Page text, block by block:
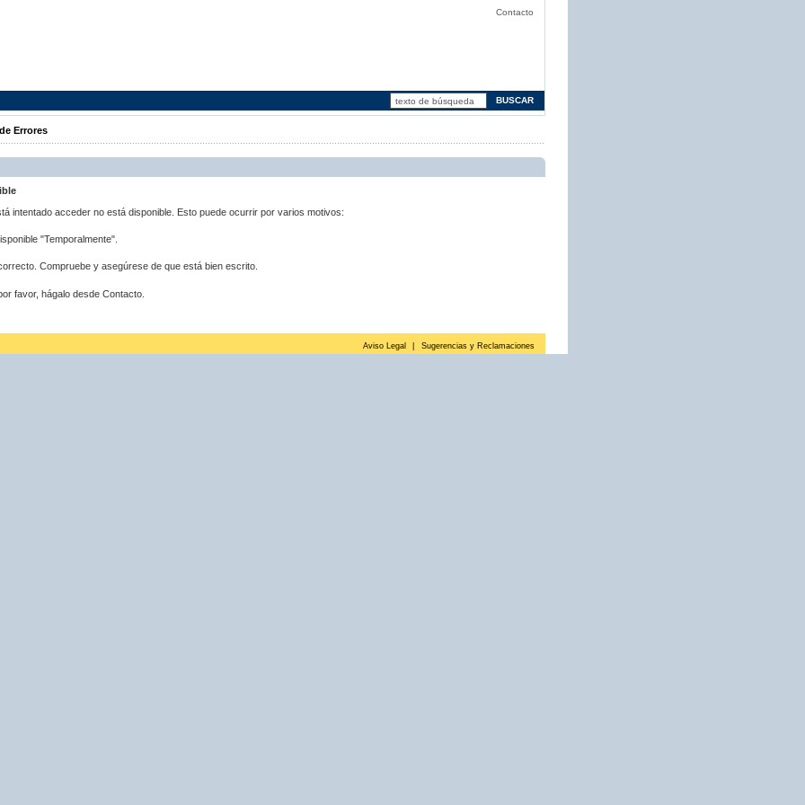
Contacto
Errores
intentado acceder no está disponible. Esto puede ocurrir por varios motivos:
"Temporalmente".
Compruebe y asegúrese de que está bien escrito.
favor, hágalo desde Contacto.
Aviso Legal Sugerencias y Reclamaciones